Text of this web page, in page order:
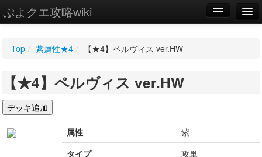
ぷよクエ攻略wiki
WIKI
設定
Top / 紫属性★4 / 【★4】ペルヴィス ver.HW
【★4】ペルヴィス ver.HW
属性
紫
タイプ
攻単